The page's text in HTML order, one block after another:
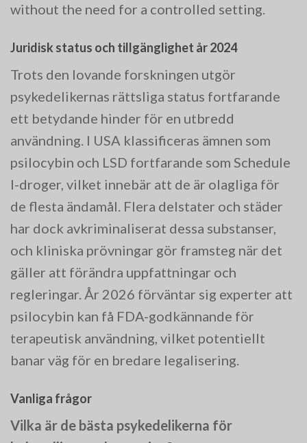
without the need for a controlled setting​.
Juridisk status och tillgänglighet år 2024
Trots den lovande forskningen utgör
psykedelikernas rättsliga status fortfarande
ett betydande hinder för en utbredd
användning. I USA klassificeras ämnen som
psilocybin och LSD fortfarande som Schedule
I-droger, vilket innebär att de är olagliga för
de flesta ändamål. Flera delstater och städer
har dock avkriminaliserat dessa substanser,
och kliniska prövningar gör framsteg när det
gäller att förändra uppfattningar och
regleringar. År 2026 förväntar sig experter att
psilocybin kan få FDA-godkännande för
terapeutisk användning, vilket potentiellt
banar väg för en bredare legalisering.
Vanliga frågor
Vilka är de bästa psykedelikerna för